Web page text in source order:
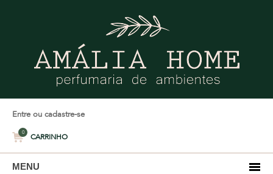
Entre ou cadastre-se
CARRINHO
0
MENU